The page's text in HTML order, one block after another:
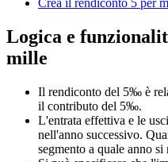
Logica e
mille
Il rendiconto del 5‰ è
il contributo del 5‰.
L'entrata effettiva e le
nell'anno successivo.
segmento a quale anno